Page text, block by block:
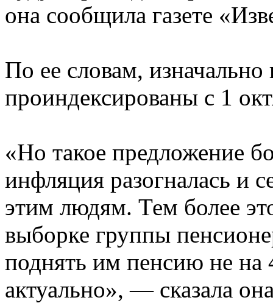
она сообщила газете
По ее словам,
проиндексированы с 1
«Но такое предложение
инфляция разогналась и
этим людям. Тем более
выборке группы
поднять им пенсию не на
актуально», — сказала